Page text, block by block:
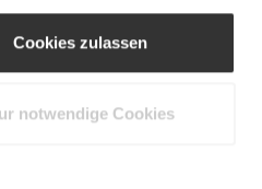
Cookies zulassen
notwendige Cookies